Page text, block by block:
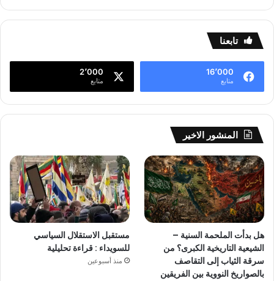
تابعنا
16٬000
متابع
2٬000
متابع
المنشور الاخير
هل بدأت الملحمة السنية –
الشيعية التاريخية الكبرى؟ من
سرقة الثياب إلى التقاصف
بالصواريخ النووية بين الفريقين
مستقبل الاستقلال السياسي
للسويداء : قراءة تحليلية
منذ أسبوعين